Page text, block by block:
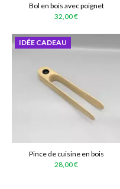
Bol en bois avec poignet
32,00 €
IDÉE CADEAU
Pince de cuisine en bois
28,00 €